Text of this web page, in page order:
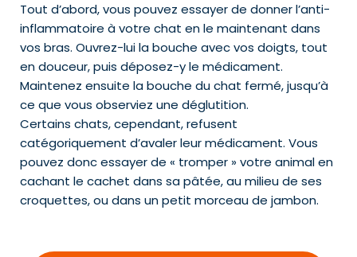
Tout d’abord, vous pouvez essayer de donner l’anti-
inflammatoire à votre chat en le maintenant dans
vos bras. Ouvrez-lui la bouche avec vos doigts, tout
en douceur, puis déposez-y le médicament.
Maintenez ensuite la bouche du chat fermé, jusqu’à
ce que vous observiez une déglutition.
Certains chats, cependant, refusent
catégoriquement d’avaler leur médicament. Vous
pouvez donc essayer de « tromper » votre animal en
cachant le cachet dans sa pâtée, au milieu de ses
croquettes, ou dans un petit morceau de jambon.